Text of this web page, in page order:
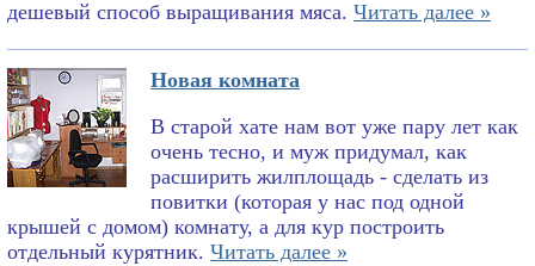
дешевый способ выращивания мяса. Читать далее »
Новая комната
В старой хате нам вот уже пару лет как
очень тесно, и муж придумал, как
расширить жилплощадь - сделать из
повитки (которая у нас под одной
крышей с домом) комнату, а для кур построить
отдельный курятник. Читать далее »